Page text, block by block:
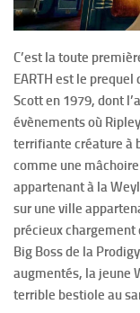
C’est la toute
EARTH est le
Scott en 1979, dont
évènements où
terrifiante créature à
comme une
appartenant à la
sur une ville
précieux
Big Boss de la
augmentés, la jeune
terrible bestiole au